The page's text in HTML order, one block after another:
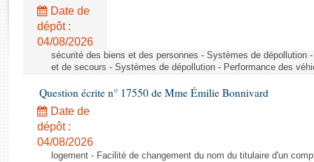
Rapports législatifs
Rapports sur l'application des lois
Baromètre de l’application des lois
Dossiers législatifs
Budget et sécurité sociale
Questions écrites et orales
Comptes rendus des débats
Date de
dépôt :
04/08/2026
sécurité des biens et des personnes - Systèmes de dépollution
et de secours - Systèmes de dépollution - Performance des
Question écrite n° 17550 de Mme Émilie Bonnivard
Date de
dépôt :
04/08/2026
logement - Facilité de changement du nom du titulaire d'un